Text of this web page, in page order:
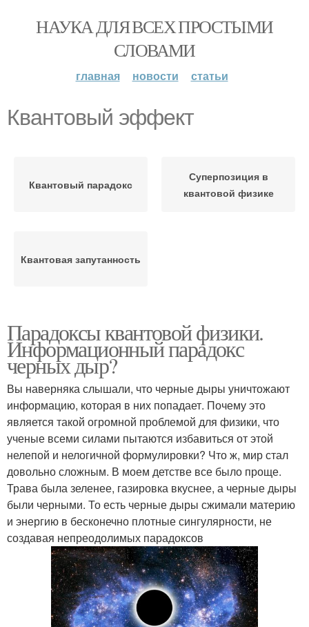
НАУКА ДЛЯ ВСЕХ ПРОСТЫМИ
СЛОВАМИ
главная новости статьи
Квантовый эффект
Квантовый парадокс
Суперпозиция в
квантовой физике
Квантовая запутанность
Парадоксы квантовой физики.
Информационный парадокс
черных дыр?
Вы наверняка слышали, что черные дыры уничтожают
информацию, которая в них попадает. Почему это
является такой огромной проблемой для физики, что
ученые всеми силами пытаются избавиться от этой
нелепой и нелогичной формулировки? Что ж, мир стал
довольно сложным. В моем детстве все было проще.
Трава была зеленее, газировка вкуснее, а черные дыры
были черными. То есть черные дыры сжимали материю
и энергию в бесконечно плотные сингулярности, не
создавая непреодолимых парадоксов